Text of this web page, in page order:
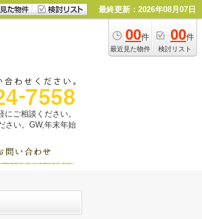
最終更新：2026年08月07日
00件
最近見た物件
00件
検討リスト
ご相談ください。
さい。GW,年末年始